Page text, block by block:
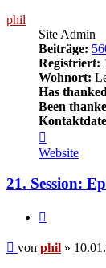
phil
Site Admin
Beiträge:
Registriert:
Wohnort:
Has
Been
von
phil
Website
21. Session:
Beitrag
von phil »